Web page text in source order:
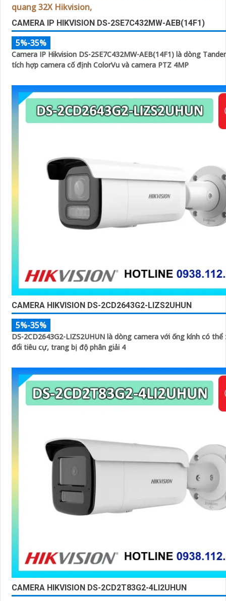
CAMERA IP HIKVISION DS-2SE7C432MW-AEB(14F1)
5%-35%
Camera IP Hikvision DS-2SE7C432MW-AEB(14F1) là dòng
tích hợp camera cố định ColorVu và camera PTZ 4MP
CAMERA HIKVISION DS-2CD2643G2-LIZS2UHUN
5%-35%
DS-2CD2643G2-LIZS2UHUN là dòng camera với ống kính có
đổi tiêu cự, trang bị độ phân giải 4
CAMERA HIKVISION DS-2CD2T83G2-4LI2UHUN